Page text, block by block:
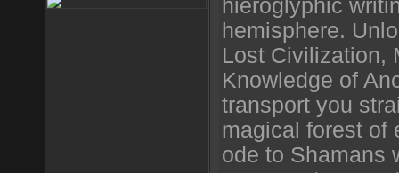
hieroglyphic
hemisphere.
Lost Civilization,
Knowledge of
transport you
magical forest of
ode to Shamans